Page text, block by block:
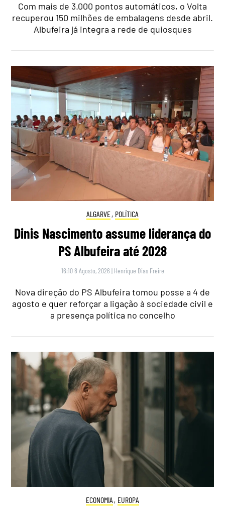
Com mais de 3.000 pontos automáticos, o Volta
recuperou 150 milhões de embalagens desde abril.
Albufeira já integra a rede de quiosques
ALGARVE, POLÍTICA
Dinis Nascimento assume liderança do
PS Albufeira até 2028
16:10 8 Agosto, 2026 | Henrique Dias Freire
Nova direção do PS Albufeira tomou posse a 4 de
agosto e quer reforçar a ligação à sociedade civil e
a presença política no concelho
ECONOMIA , EUROPA